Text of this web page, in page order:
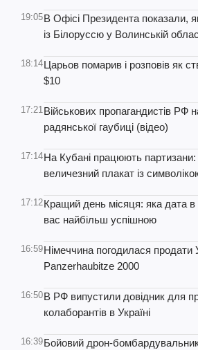
19:05В Офісі Президента показали,
із Білоруссю у Волинській
18:14Царьов помарив і розповів як
$10
17:21Військових пропагандистів РФ
радянської гаубиці (відео)
17:14На Кубані працюють
величезний плакат із
17:12Кращий день місяця: яка дата в
вас найбільш успішною
16:59Німеччина погодилася продати
Panzerhaubitze 2000
16:50В РФ випустили довідник для
колаборантів в Україні
16:39Бойовий дрон-бомбардувальник